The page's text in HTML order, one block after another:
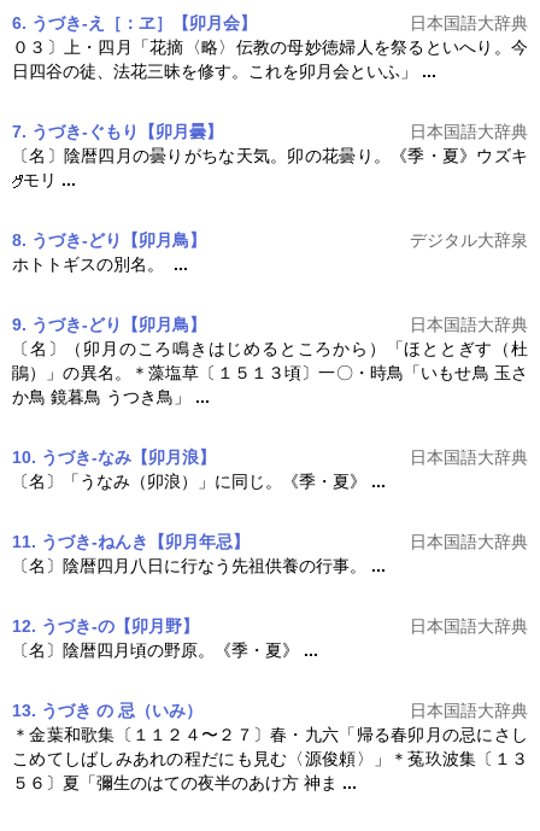
6. うづき‐え［：ヱ］【卯月会】
日本国語大辞典
０３〕上・四月「花摘〈略〉伝教の母妙徳婦人を祭るといへり。今
日四谷の徒、法花三昧を修す。これを卯月会といふ」 ...
7. うづき‐ぐもり【卯月曇】
日本国語大辞典
〔名〕陰暦四月の曇りがちな天気。卯の花曇り。《季・夏》ウズキ
モリ ...
8. うづき‐どり【卯月鳥】
デジタル大辞泉
ホトトギスの別名。 ...
9. うづき‐どり【卯月鳥】
日本国語大辞典
〔名〕（ 卯月 のころ鳴きはじめるところから）「ほととぎす（杜
鵑）」の異名。＊藻塩草〔１５１３頃〕一〇・時鳥「いもせ鳥 玉さ
か鳥 鏡暮鳥 うつき鳥」 ...
10. うづき‐なみ【卯月浪】
日本国語大辞典
〔名〕「うなみ（卯浪）」に同じ。《季・夏》 ...
11. うづき‐ねんき【卯月年忌】
日本国語大辞典
〔名〕陰暦四月八日に行なう先祖供養の行事。 ...
12. うづき‐の【卯月野】
日本国語大辞典
〔名〕陰暦四月頃の野原。《季・夏》 ...
13. うづき の 忌（いみ）
日本国語大辞典
＊金葉和歌集〔１１２４〜２７〕春・九六「帰る春卯月の忌にさし
こめてしばしみあれの程だにも見む〈源俊頼〉」＊菟玖波集〔１３
５６〕夏「彌生のはての夜半のあけ方 神ま ...